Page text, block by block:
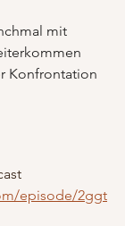
mit
Konfrontation
episode/2ggt